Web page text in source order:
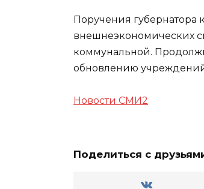
Поручения
внешнеэкономических
коммунальной.
обновлению учреждений
Новости СМИ2
Поделиться с